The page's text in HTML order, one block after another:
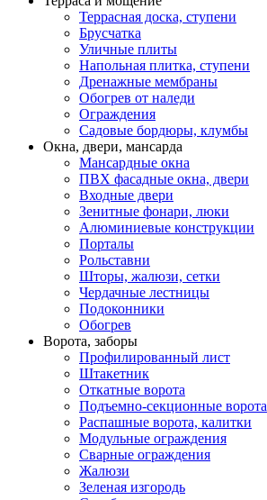
Террасная доска, ступени
Брусчатка
Уличные плиты
Напольная плитка, ступени
Дренажные мембраны
Обогрев от наледи
Ограждения
Садовые бордюры, клумбы
Окна, двери, мансарда
Мансардные окна
ПВХ фасадные окна, двери
Входные двери
Зенитные фонари, люки
Алюминиевые конструкции
Порталы
Рольставни
Шторы, жалюзи, сетки
Чердачные лестницы
Подоконники
Обогрев
Ворота, заборы
Профилированный лист
Штакетник
Откатные ворота
Подъемно-секционные ворота
Распашные ворота, калитки
Модульные ограждения
Сварные ограждения
Жалюзи
Зеленая изгородь